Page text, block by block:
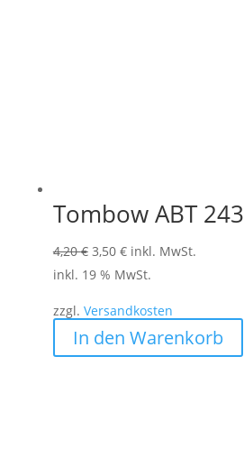
Tombow ABT 243
4,20€ Ursprünglicher
Preis
4,20 €
3,50 €Aktueller
Preis
3,50 €.
inkl. MwSt.
inkl. 19 % MwSt.
zzgl. Versandkosten
In den Warenkorb